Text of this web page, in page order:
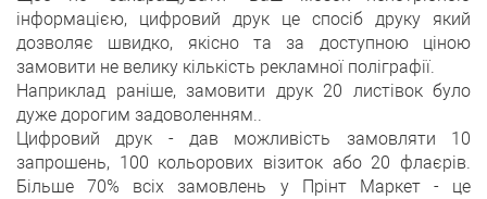
інформацією, цифровий друк це спосіб друку який
дозволяє швидко, якісно та за доступною ціною
замовити не велику кількість рекламної поліграфії.
Наприклад раніше, замовити друк 20 листівок було
дуже дорогим задоволенням..
Цифровий друк - дав можливість замовляти 10
запрошень, 100 кольорових візиток або 20 флаєрів.
Більше 70% всіх замовлень у Прінт Маркет - це